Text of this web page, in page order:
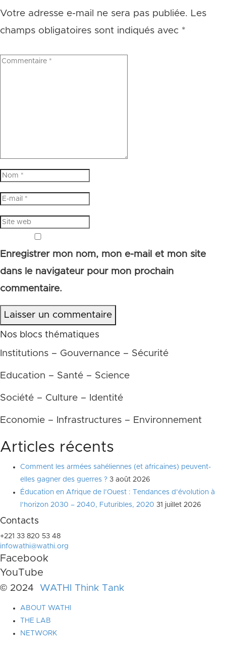
Votre adresse e-mail ne sera pas publiée. Les
champs obligatoires sont indiqués avec *
Enregistrer mon nom, mon e-mail et mon site
dans le navigateur pour mon prochain
commentaire.
Laisser un commentaire
Nos blocs thématiques
Institutions – Gouvernance – Sécurité
Education – Santé – Science
Société – Culture – Identité
Economie – Infrastructures – Environnement
Articles récents
Comment les armées sahéliennes (et africaines) peuvent-
elles gagner des guerres ? 3 août 2026
Éducation en Afrique de l’Ouest : Tendances d’évolution à
l’horizon 2030 – 2040, Futuribles, 2020 31 juillet 2026
Contacts
+221 33 820 53 48
infowathi@wathi.org
Facebook
YouTube
© 2024 WATHI Think Tank
ABOUT WATHI
THE LAB
NETWORK